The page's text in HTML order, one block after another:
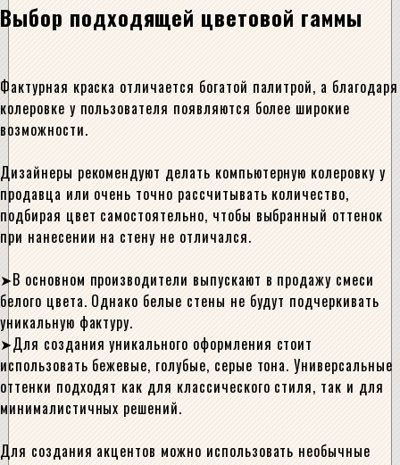
Выбор подходящей цветовой гаммы
Фактурная краска отличается богатой палитрой, а благодаря
колеровке у пользователя появляются более широкие
возможности.
Дизайнеры рекомендуют делать компьютерную колеровку у
продавца или очень точно рассчитывать количество,
подбирая цвет самостоятельно, чтобы выбранный оттенок
при нанесении на стену не отличался.
В основном производители выпускают в продажу смеси
белого цвета. Однако белые стены не будут подчеркивать
уникальную фактуру.
Для создания уникального оформления стоит
использовать бежевые, голубые, серые тона. Универсальные
оттенки подходят как для классического стиля, так и для
минималистичных решений.
Для создания акцентов можно использовать необычные